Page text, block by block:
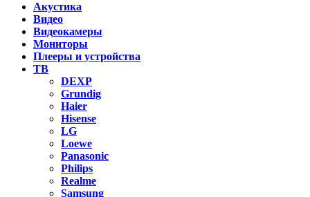
Акустика
Видео
Видеокамеры
Мониторы
Плееры и устройства
ТВ
DEXP
Grundig
Haier
Hisense
LG
Loewe
Panasonic
Philips
Realme
Samsung